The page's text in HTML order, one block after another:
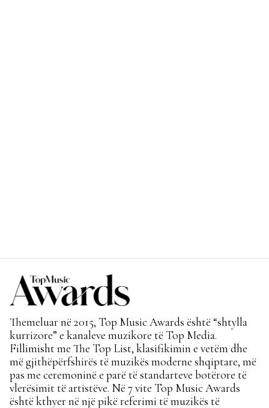
Themeluar në 2015, Top Music Awards është “shtylla
kurrizore” e kanaleve muzikore të Top Media.
Fillimisht me The Top List, klasifikimin e vetëm dhe
më gjithëpërfshirës të muzikës moderne shqiptare, më
pas me ceremoninë e parë të standarteve botërore të
vlerësimit të artistëve. Në 7 vite Top Music Awards
është kthyer në një pikë referimi të muzikës të